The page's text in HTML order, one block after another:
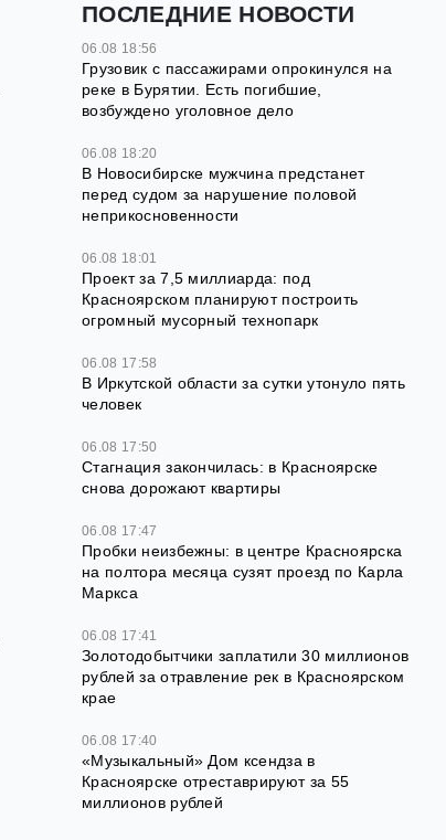
ПОСЛЕДНИЕ НОВОСТИ
06.08 18:56
Грузовик с пассажирами опрокинулся на
реке в Бурятии. Есть погибшие,
возбуждено уголовное дело
06.08 18:20
В Новосибирске мужчина предстанет
перед судом за нарушение половой
неприкосновенности
06.08 18:01
Проект за 7,5 миллиарда: под
Красноярском планируют построить
огромный мусорный технопарк
06.08 17:58
В Иркутской области за сутки утонуло пять
человек
06.08 17:50
Стагнация закончилась: в Красноярске
снова дорожают квартиры
06.08 17:47
Пробки неизбежны: в центре Красноярска
на полтора месяца сузят проезд по Карла
Маркса
06.08 17:41
Золотодобытчики заплатили 30 миллионов
рублей за отравление рек в Красноярском
крае
06.08 17:40
«Музыкальный» Дом ксендза в
Красноярске отреставрируют за 55
миллионов рублей